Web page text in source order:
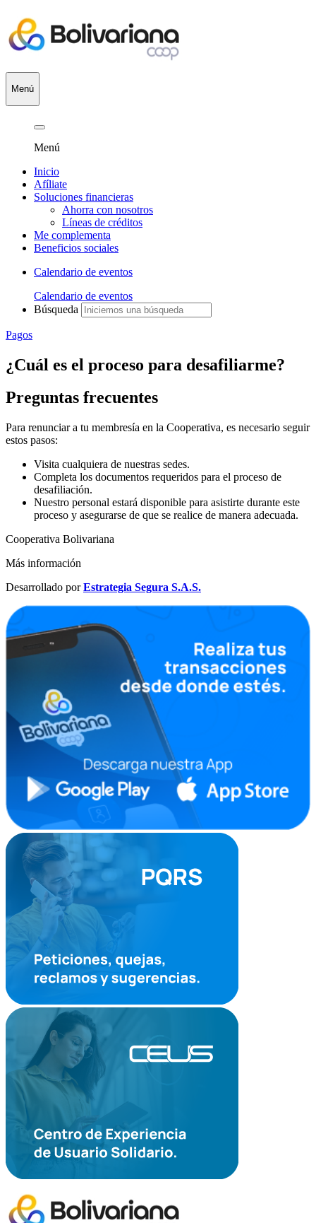
Menú
Menú
Inicio
Afíliate
Soluciones financieras
Ahorra con nosotros
Líneas de créditos
Me complementa
Beneficios sociales
Calendario de eventos
Calendario de eventos
Búsqueda
Pagos
¿Cuál es el proceso para desafiliarme?
Preguntas frecuentes
Para renunciar a tu membresía en la Cooperativa, es necesario seguir
estos pasos:
Visita cualquiera de nuestras sedes.
Completa los documentos requeridos para el proceso de
desafiliación.
Nuestro personal estará disponible para asistirte durante este
proceso y asegurarse de que se realice de manera adecuada.
Cooperativa Bolivariana
Más información
Desarrollado porEstrategia Segura S.A.S.